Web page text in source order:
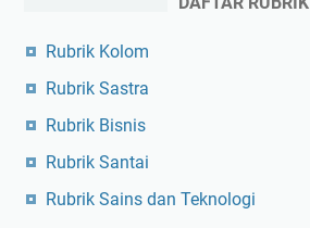
Rubrik Kolom
Rubrik Sastra
Rubrik Bisnis
Rubrik Santai
Rubrik Sains dan Teknologi